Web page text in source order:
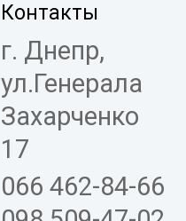
Контакты
г. Днепр,
ул.Генерала
Захарченко
17
066 462-84-66